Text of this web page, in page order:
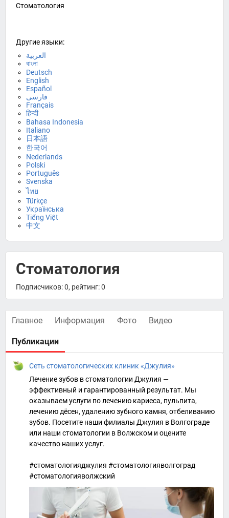
Стоматология
Другие языки:
العربية
বাংলা
Deutsch
English
Español
فارسی
Français
हिन्दी
Bahasa Indonesia
Italiano
日本語
한국어
Nederlands
Polski
Português
Svenska
ไทย
Türkçe
Українська
Tiếng Việt
中文
Стоматология
Подписчиков: 0, рейтинг: 0
Главное Информация Фото Видео
Публикации
Сеть стоматологических клиник «Джулия»
Лечение зубов в стоматологии Джулия —
эффективный и гарантированный результат. Мы
оказываем услуги по лечению кариеса, пульпита,
лечению дёсен, удалению зубного камня, отбеливанию
зубов. Посетите наши филиалы Джулия в Волгограде
или наши стоматологии в Волжском и оцените
качество наших услуг.
#стоматологияджулия #стоматологияволгоград
#стоматологияволжский